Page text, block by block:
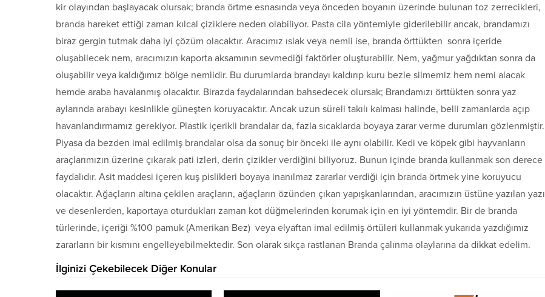
kir olayından başlayacak olursak; branda örtme esnasında veya önceden boyanın üzerinde bulunan toz zerrecikleri,
branda hareket ettiği zaman kılcal çiziklere neden olabiliyor. Pasta cila yöntemiyle giderilebilir ancak, brandamızı
biraz gergin tutmak daha iyi çözüm olacaktır. Aracımız ıslak veya nemli ise, branda örttükten sonra içeride
oluşabilecek nem, aracımızın kaporta aksamının sevmediği faktörler oluşturabilir. Nem, yağmur yağdıktan sonra da
oluşabilir veya kaldığımız bölge nemlidir. Bu durumlarda brandayı kaldırıp kuru bezle silmemiz hem nemi alacak
hemde araba havalanmış olacaktır. Birazda faydalarından bahsedecek olursak; Brandamızı örttükten sonra yaz
aylarında arabayı kesinlikle güneşten koruyacaktır. Ancak uzun süreli takılı kalması halinde, belli zamanlarda açıp
havanlandırmamız gerekiyor. Plastik içerikli brandalar da, fazla sıcaklarda boyaya zarar verme durumları gözlenmiştir.
Piyasa da bezden imal edilmiş brandalar olsa da sonuç bir önceki ile aynı olabilir. Kedi ve köpek gibi hayvanların
araçlarımızın üzerine çıkarak pati izleri, derin çizikler verdiğini biliyoruz. Bunun içinde branda kullanmak son derece
faydalıdır. Asit maddesi içeren kuş pislikleri boyaya inanılmaz zararlar verdiği için branda örtmek yine koruyucu
olacaktır. Ağaçların altına çekilen araçların, ağaçların özünden çıkan yapışkanlarından, aracımızın üstüne yazılan yazı
ve desenlerden, kaportaya oturdukları zaman kot düğmelerinden korumak için en iyi yöntemdir. Bir de branda
türlerinde, içeriği %100 pamuk (Amerikan Bez) veya elyaftan imal edilmiş örtüleri kullanmak yukarıda yazdığımız
zararların bir kısmını engelleyebilmektedir. Son olarak sıkça rastlanan Branda çalınma olaylarına da dikkat edelim.
İlginizi Çekebilecek Diğer Konular